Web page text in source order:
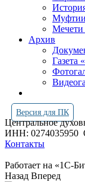
Мечети
Архив
Газета
Версия для ПК
Центральное
ИНН: 0274035950
Контакты
Работает на «1С-
Назад Вперед